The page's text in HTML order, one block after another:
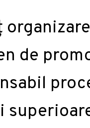
organizare
de